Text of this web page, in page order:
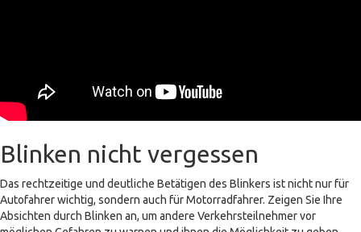
Blinken nicht vergessen
Das rechtzeitige und deutliche Betätigen des Blinkers ist nicht nur für
Autofahrer wichtig, sondern auch für Motorradfahrer. Zeigen Sie Ihre
Absichten durch Blinken an, um andere Verkehrsteilnehmer vor